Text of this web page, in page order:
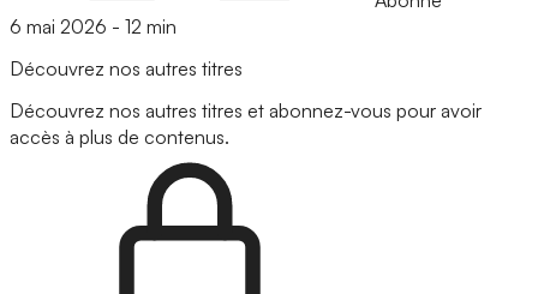
6 mai 2026 - 12 min
Découvrez nos autres titres
Découvrez nos autres titres et abonnez-vous pour avoir
accès à plus de contenus.